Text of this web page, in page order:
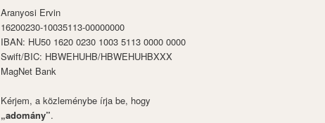
Aranyosi Ervin
16200230-10035113-00000000
IBAN: HU50 1620 0230 1003 5113 0000 0000
Swift/BIC: HBWEHUHB/HBWEHUHBXXX
MagNet Bank
Kérjem, a közleménybe írja be, hogy
„adomány”.